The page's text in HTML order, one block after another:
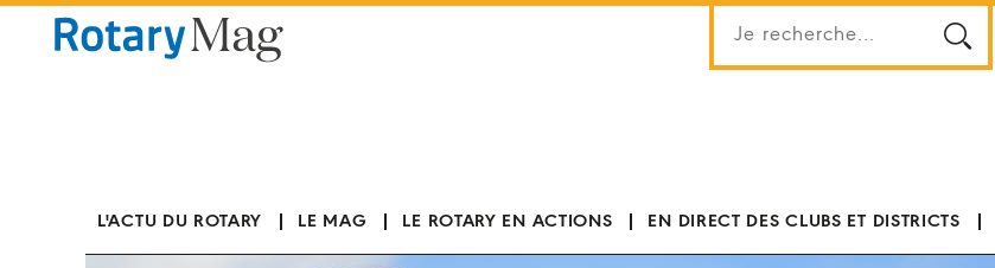
L'ACTU DU ROTARY LE MAG LE ROTARY EN ACTIONS EN DIRECT DES CLUBS ET DISTRICTS
Panneau de gestion des cookies